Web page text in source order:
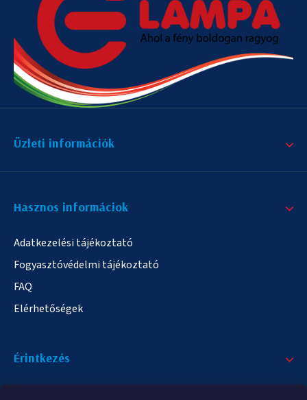
Üzleti információk
Hasznos informáciok
Adatkezelési tájékoztató
Fogyasztóvédelmi tájékoztató
FAQ
Elérhetőségek
Érintkezés